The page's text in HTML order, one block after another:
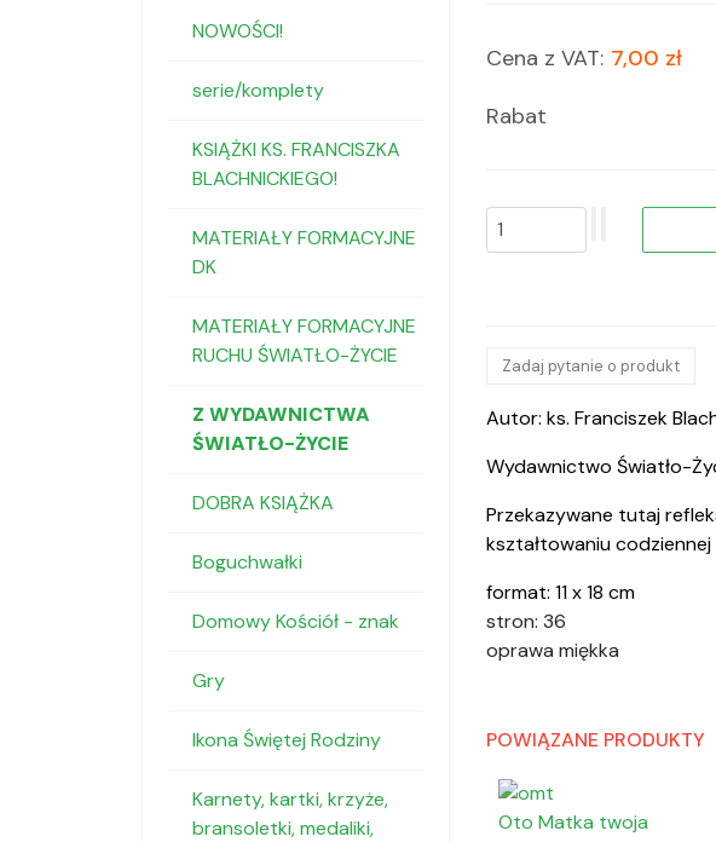
NOWOŚCI!
serie/komplety
KSIĄŻKI KS. FRANCISZKA
BLACHNICKIEGO!
MATERIAŁY FORMACYJNE
DK
MATERIAŁY FORMACYJNE
RUCHU ŚWIATŁO-ŻYCIE
Z WYDAWNICTWA
ŚWIATŁO-ŻYCIE
DOBRA KSIĄŻKA
Boguchwałki
Domowy Kościół - znak
Gry
Ikona Świętej Rodziny
Karnety, kartki, krzyże,
bransoletki, medaliki,
Cena z VAT: 7,00 zł
Rabat
Zadaj pytanie o produkt
Autor: ks. Franciszek
Wydawnictwo Światło-
Przekazywane tutaj
kształtowaniu
format: 11 x 18 cm
stron: 36
oprawa miękka
POWIĄZANE PRODUKTY
Oto Matka twoja